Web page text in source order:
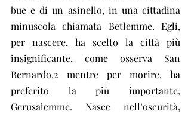
bue e di un asinello, in una cittadina
minuscola chiamata Betlemme. Egli,
per nascere, ha scelto la città più
insignificante, come osserva San
Bernardo,2 mentre per morire, ha
preferito la più importante,
Gerusalemme. Nasce nell’oscurità,